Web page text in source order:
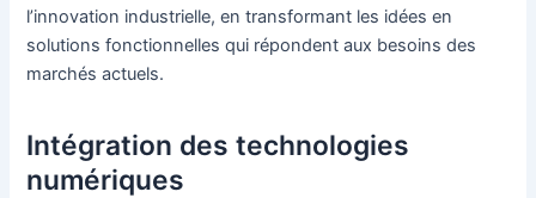
l’innovation industrielle, en transformant les idées en
solutions fonctionnelles qui répondent aux besoins des
marchés actuels.
Intégration des technologies
numériques